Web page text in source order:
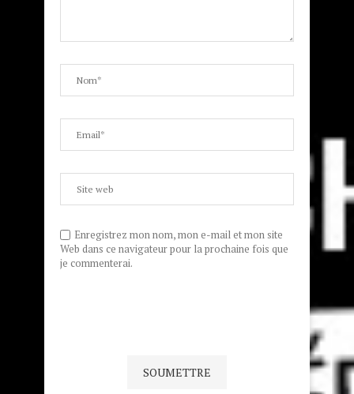
Enregistrez mon nom, mon e-mail et mon site
Web dans ce navigateur pour la prochaine fois que
je commenterai.